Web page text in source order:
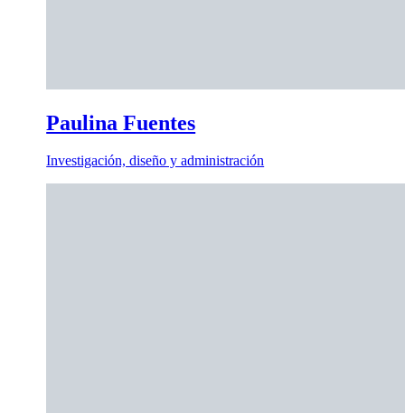
Paulina Fuentes
Investigación, diseño y administración